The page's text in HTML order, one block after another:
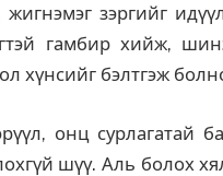
жигнэмэг зэргийг
гамбир хийж,
хүнсийг бэлтгэж
онц сурлагатай
шүү. Аль болох